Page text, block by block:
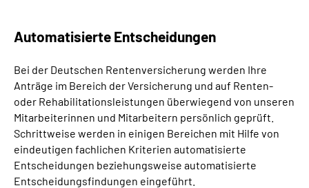
Automatisierte Entscheidungen
Bei der Deutschen Rentenversicherung werden Ihre
Anträge im Bereich der Versicherung und auf Renten-
oder Rehabilitationsleistungen überwiegend von unseren
Mitarbeiterinnen und Mitarbeitern persönlich geprüft.
Schrittweise werden in einigen Bereichen mit Hilfe von
eindeutigen fachlichen Kriterien automatisierte
Entscheidungen beziehungsweise automatisierte
Entscheidungsfindungen eingeführt.